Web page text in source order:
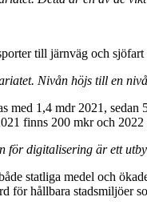
till järnväg och
Nivån höjs till en
med 1,4 mdr 2021,
finns 200 mkr och
för digitalisering är ett
statliga medel och
för hållbara stadsmiljöer